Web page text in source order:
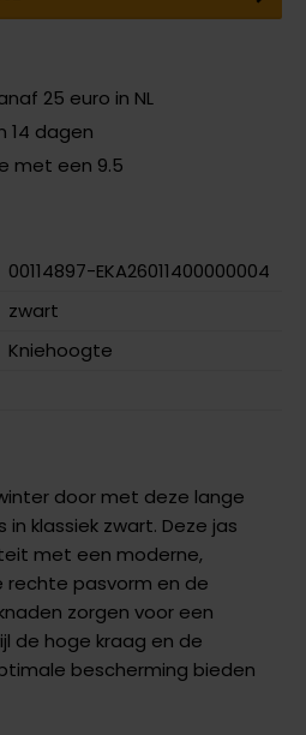
25 euro in NL
14 dagen
met een 9.5
00114897-EKA26011400000004
zwart
Kniehoogte
door met deze lange
klassiek zwart. Deze jas
met een moderne,
rechte pasvorm en de
zorgen voor een
de hoge kraag en de
bescherming bieden